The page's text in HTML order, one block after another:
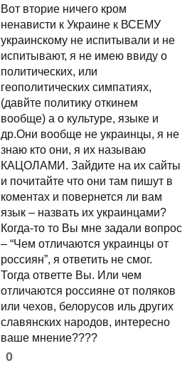
Вот вторие ничего кром
ненависти к Украине к ВСЕМУ
украинскому не испитывали и не
испитывают, я не имею ввиду о
политических, или
геополитических симпатиях,
(давйте политику откинем
вообще) а о культуре, языке и
др.Они вообще не украинцы, я не
знаю кто они, я их называю
КАЦОЛАМИ. Зайдите на их сайты
и почитайте что они там пишут в
коментах и повернется ли вам
язык – назвать их украинцами?
Когда-то то Вы мне задали вопрос
– “Чем отличаются украинцы от
россиян”, я ответить не смог.
Тогда ответте Вы. Или чем
отличаются россияне от поляков
или чехов, белорусов иль других
славянских народов, интересно
ваше мнение????
0